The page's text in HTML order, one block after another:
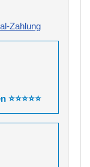
Zahlung